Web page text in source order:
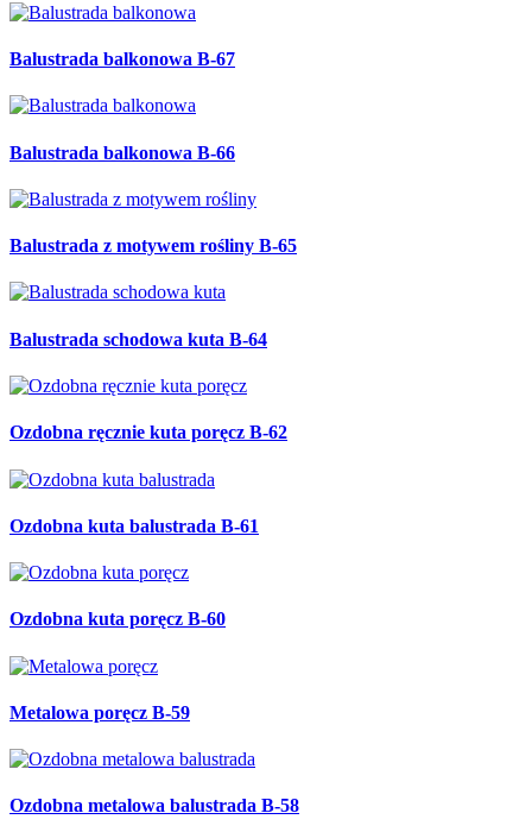
Balustrada balkonowa B-67
Balustrada balkonowa B-66
Balustrada z motywem rośliny B-65
Balustrada schodowa kuta B-64
Ozdobna ręcznie kuta poręcz B-62
Ozdobna kuta balustrada B-61
Ozdobna kuta poręcz B-60
Metalowa poręcz B-59
Ozdobna metalowa balustrada B-58